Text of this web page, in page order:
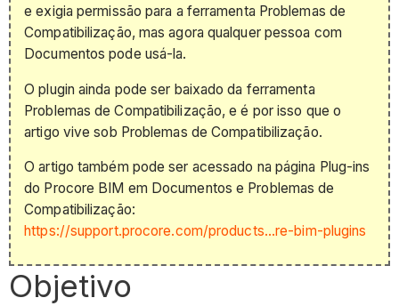
e exigia permissão para a ferramenta Problemas de
Compatibilização, mas agora qualquer pessoa com
Documentos pode usá-la.
O plugin ainda pode ser baixado da ferramenta
Problemas de Compatibilização, e é por isso que o
artigo vive sob Problemas de Compatibilização.
O artigo também pode ser acessado na página Plug-ins
do Procore BIM em Documentos e Problemas de
Compatibilização:
https://support.procore.com/products...re-bim-plugins
Objetivo